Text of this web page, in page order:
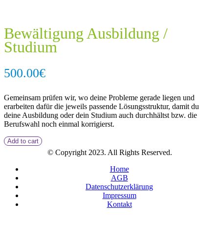
Bewältigung Ausbildung /
Studium
500.00€
Gemeinsam prüfen wir, wo deine Probleme gerade liegen und
erarbeiten dafür die jeweils passende Lösungsstruktur, damit du
deine Ausbildung oder dein Studium auch durchhältst bzw. die
Berufswahl noch einmal korrigierst.
Add to cart
© Copyright 2023. All Rights Reserved.
Home
AGB
Datenschutzerklärung
Impressum
Kontakt